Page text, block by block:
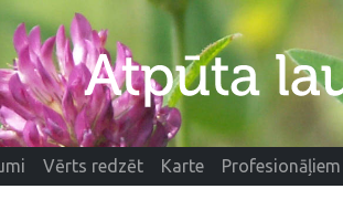
Vērts redzēt Karte Profesionāļiem